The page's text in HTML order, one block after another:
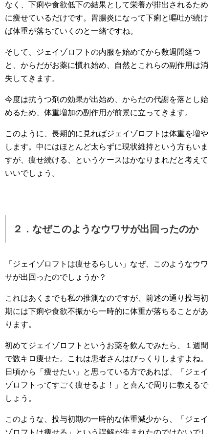
なく、下痢や食欲低下の結果として栄養が排出されるため
に痩せているだけです。胃腸炎になって下痢と嘔吐が続け
ば体重が落ちていくのと一緒ですね。
そして、ジェイゾロフトの内服を始めてから数週間経つ
と、からだがお薬に慣れ始め、自然とこれらの副作用は消
失してきます。
今度は抗うつ剤の効果が出始め、からだの代謝を落とし始
めるため、体重増加の副作用が前景に立ってきます。
このように、長期的に見ればジェイゾロフトは体重を増や
します。中にはほとんど太らずに現状維持という方もいま
すが、痩せ続ける、というケースはかなりまれだと考えて
いいでしょう。
２．なぜこのようなウワサが出回ったのか
「ジェイゾロフトは痩せるらしい」なぜ、このようなウワ
サが出回ったのでしょうか？
これはあくまでも私の推測なのですが、前述の通り投与初
期には下痢や食欲不振から一時的に体重が落ちることがあ
ります。
初めてジェイゾロフトというお薬を飲んでみたら、１週間
で数キロ痩せた。これは患者さんはびっくりしますよね。
日頃から「痩せたい」と思っている方であれば、「ジェイ
ゾロフトってすごく痩せるよ！」と喜んで周りに教えるで
しょう。
このような、投与初期の一時的な体重減少から、「ジェイ
ゾロフトは痩せる」という誤解が生まれたのではないでし